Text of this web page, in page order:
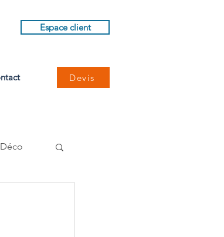
Espace client
Devis
Déco